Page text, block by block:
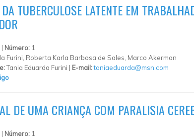
TUBERCULOSE LATENTE EM
Número: 1
Furini, Roberta Karla Barbosa de Sales, Marco Akerman
Tania Eduarda Furini | E-mail:taniaeduarda@msn.com
DE UMA CRIANÇA COM PARALISIA
Número: 1